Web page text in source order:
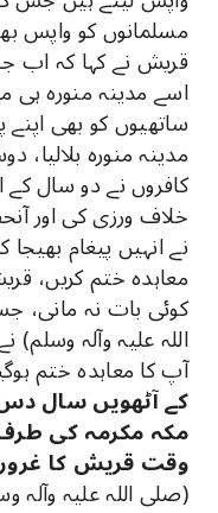
مسلمانوں کو واپس
قریش نے کہا کہ اب
اسے مدینہ منورہ ہی
ساتھیوں کو بھی
مدینہ منورہ بلالیا،
کافروں نے دو سال کے
خلاف ورزی کی اور
نے انہیں پیغام
معاہدہ ختم کریں،
کوئی بات نہ
اللہ علیہ وآلہ وسلم)
آپ کا معاہدہ ختم
کے آٹھویں سال دس
مکہ مکرمہ کی
وقت قریش کا
(صلی اللہ علیہ